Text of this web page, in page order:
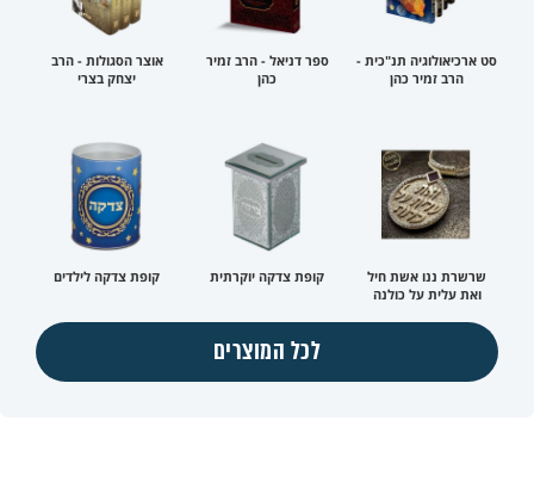
סט ארכיאולוגיה תנ"כית -
הרב זמיר כהן
ספר דניאל - הרב זמיר
כהן
אוצר הסגולות - הרב
יצחק בצרי
שרשרת ננו אשת חיל
ואת עלית על כולנה
קופת צדקה יוקרתית קופת צדקה לילדים
לכל המוצרים